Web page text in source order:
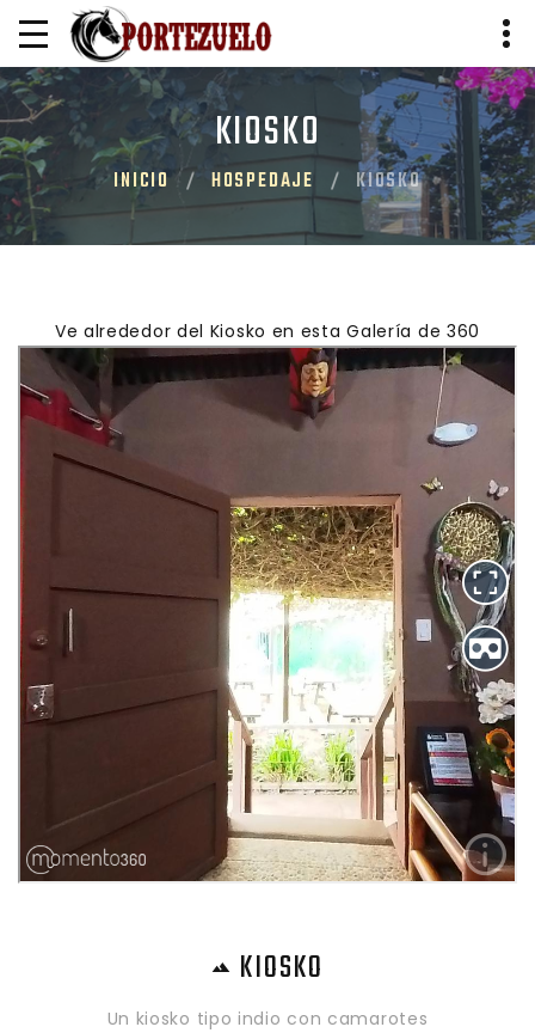
KIOSKO
INICIO HOSPEDAJE KIOSKO
Ve alrededor del Kiosko en esta Galería de 360
KIOSKO
Un kiosko tipo indio con camarotes